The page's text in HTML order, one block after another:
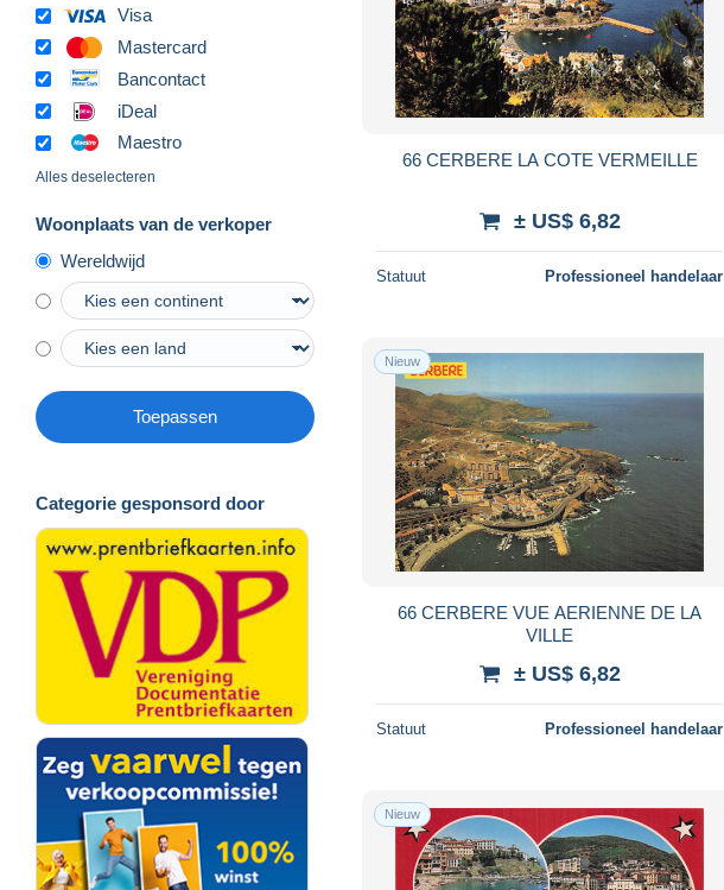
Visa
Mastercard
Bancontact
iDeal
Maestro
Alles deselecteren
Woonplaats van de verkoper
Wereldwijd
Toepassen
Categorie gesponsord door
66 CERBERE LA COTE VERMEILLE
± US$ 6,82
Statuut Professioneel handelaar
Nieuw
66 CERBERE VUE AERIENNE DE LA
VILLE
± US$ 6,82
Statuut Professioneel handelaar
Nieuw